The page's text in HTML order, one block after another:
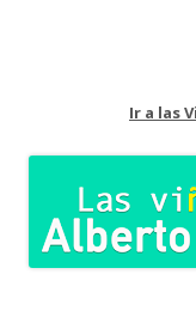
Ir a las